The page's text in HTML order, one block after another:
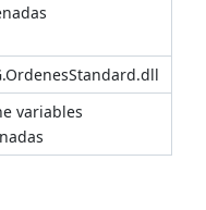
variables